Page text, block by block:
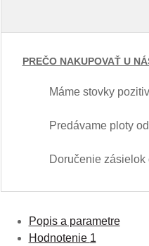
PREČO NAKUPOVAŤ U
Máme stovky
Predávame ploty
Doručenie zásielok
Popis a parametre
Hodnotenie 1